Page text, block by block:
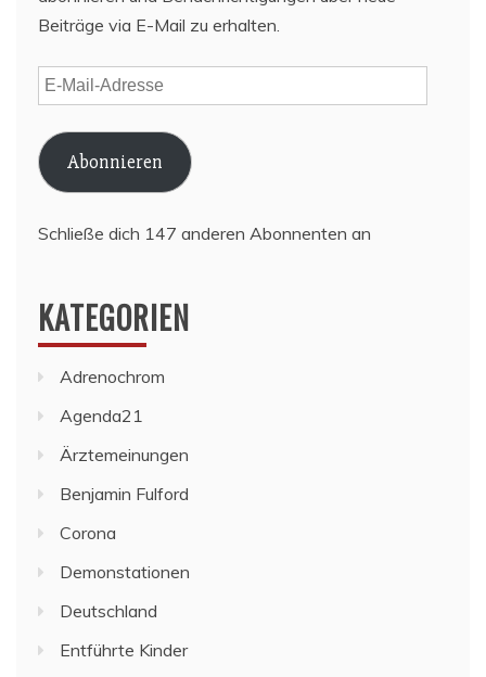
Beiträge via E-Mail zu erhalten.
E-
Mail-
Adresse
Abonnieren
Schließe dich 147 anderen Abonnenten an
KATEGORIEN
Adrenochrom
Agenda21
Ärztemeinungen
Benjamin Fulford
Corona
Demonstationen
Deutschland
Entführte Kinder